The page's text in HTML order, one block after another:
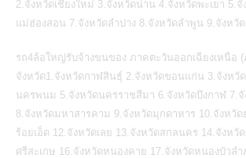
2.จังหวัดเชียงใหม่ 3.จังหวัดน่าน 4.จังหวัดพะเยา 5.
แม่ฮ่องสอน 7.จังหวัดลำปาง 8.จังหวัดลำพูน 9.จังหวั
รถ4ล้อใหญ่รับจ้างขนของ ภาคตะวันออกเฉียงเหนือ
จังหวัด1.จังหวัดกาฬสินธุ์ 2.จังหวัดขอนแก่น 3.จังหวั
นครพนม 5.จังหวัดนครราชสีมา 6.จังหวัดบึงกาฬ 7.จั
8.จังหวัดมหาสารคาม 9.จังหวัดมุกดาหาร 10.จังหวัด
ร้อยเอ็ด 12.จังหวัดเลย 13.จังหวัดสกลนคร 14.จังหวั
ศรีสะเกษ 16.จังหวัดหนองคาย 17.จังหวัดหนองบัวล